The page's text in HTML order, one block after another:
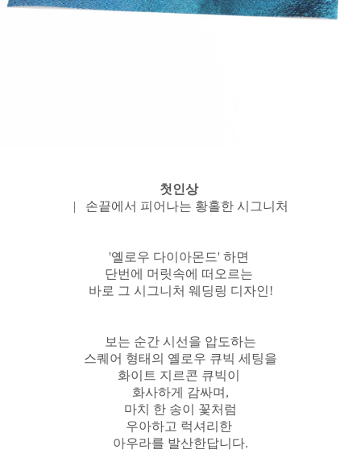
첫인상
| 손끝에서 피어나는 황홀한 시그니처
'옐로우 다이아몬드' 하면
단번에 머릿속에 떠오르는
바로 그 시그니처 웨딩링 디자인!
보는 순간 시선을 압도하는
스퀘어 형태의 옐로우 큐빅 세팅을
화이트 지르콘 큐빅이
화사하게 감싸며,
마치 한 송이 꽃처럼
우아하고 럭셔리한
아우라를 발산한답니다.